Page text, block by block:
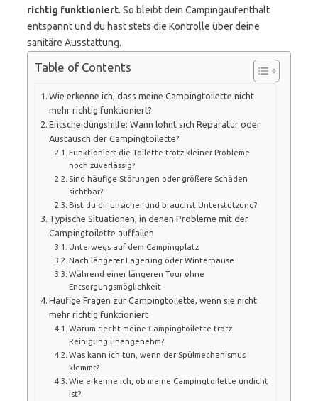
richtig funktioniert. So bleibt dein Campingaufenthalt
entspannt und du hast stets die Kontrolle über deine
sanitäre Ausstattung.
Table of Contents
Wie erkenne ich, dass meine Campingtoilette nicht
mehr richtig funktioniert?
Entscheidungshilfe: Wann lohnt sich Reparatur oder
Austausch der Campingtoilette?
Funktioniert die Toilette trotz kleiner Probleme
noch zuverlässig?
Sind häufige Störungen oder größere Schäden
sichtbar?
Bist du dir unsicher und brauchst Unterstützung?
Typische Situationen, in denen Probleme mit der
Campingtoilette auffallen
Unterwegs auf dem Campingplatz
Nach längerer Lagerung oder Winterpause
Während einer längeren Tour ohne
Entsorgungsmöglichkeit
Häufige Fragen zur Campingtoilette, wenn sie nicht
mehr richtig funktioniert
Warum riecht meine Campingtoilette trotz
Reinigung unangenehm?
Was kann ich tun, wenn der Spülmechanismus
klemmt?
Wie erkenne ich, ob meine Campingtoilette undicht
ist?